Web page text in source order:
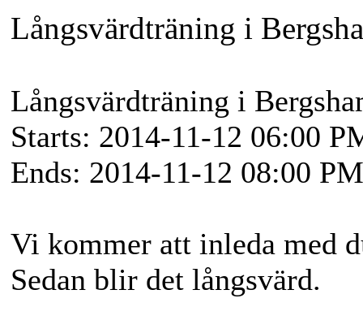
Långsvärdträning i
Långsvärdträning i
Starts: 2014-11-12 06:00
Ends: 2014-11-12 08:00 PM
Vi kommer att inleda med
Sedan blir det långsvärd.